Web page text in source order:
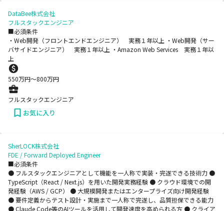
DataBee株式会社
フルスタックエンジニア
■必須条件
・Web開発（フロントエンドエンジニア） 実務１年以上 ・Web開発（サー
バサイドエンジニア） 実務１年以上 ・Amazon Web Services 実務１年以
上
550万円〜800万円
フルスタックエンジニア
お気に入り
SherLOCK株式会社
FDE / Forward Deployed Engineer
■必須条件
● フルスタックエンジニアとして機能を一人称で実装・完遂できる技術力 ●
TypeScript（React / Next.js）を用いた開発実務経験 ● クラウド環境での開
発経験（AWS / GCP） ● 大規模開発またはエンタープライズ向け開発経験
● 要件定義からテスト設計・実施まで一人称で完遂し、品質担保できる能力
● Claude Code等のAIツールを活用して開発速度を高められる方 ● クライア